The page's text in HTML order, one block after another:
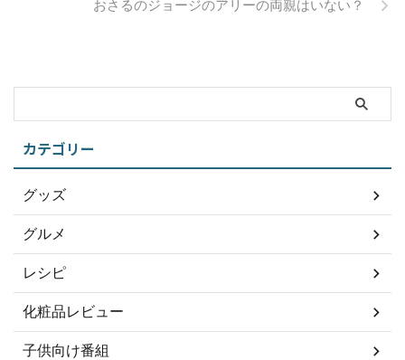
おさるのジョージのアリーの両親はいない？
カテゴリー
グッズ
グルメ
レシピ
化粧品レビュー
子供向け番組